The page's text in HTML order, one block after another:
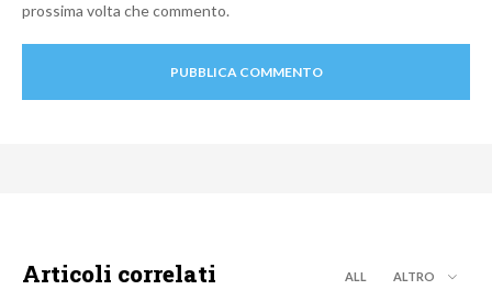
prossima volta che commento.
Articoli correlati ALL ALTRO